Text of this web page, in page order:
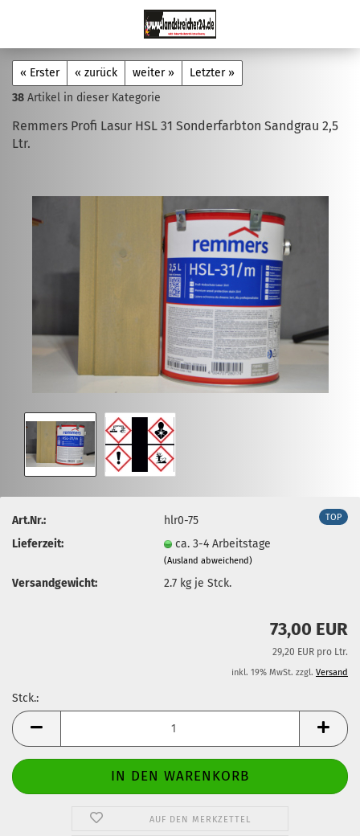
« Erster « zurück weiter »
Letzter »
38 Artikel in dieser Kategorie
Remmers Profi Lasur HSL 31 Sonderfarbton Sandgrau 2,5
Ltr.
TOP
Art.Nr.:
hlr0-75
Lieferzeit:
ca. 3-4 Arbeitstage
(Ausland abweichend)
Versandgewicht: 2.7 kg je Stck.
73,00 EUR
29,20 EUR pro Ltr.
inkl. 19% MwSt. zzgl. Versand
Stck.:
Stck.
AUF DEN MERKZETTEL